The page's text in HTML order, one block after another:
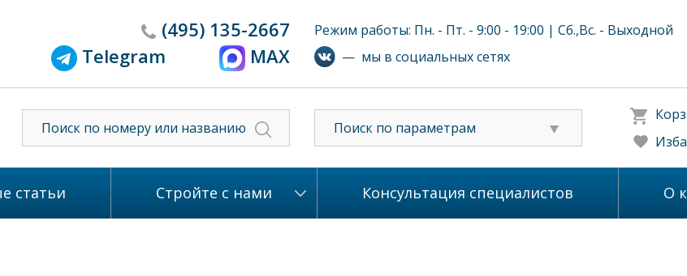
(495) 135-2667
Telegram
MAX
Режим работы: Пн. - Пт. - 9:00 - 19:00 | Сб.,Вс. - Выходной
— мы в социальных сетях
Поиск по параметрам
статьи Стройте с нами Консультация специалистов О